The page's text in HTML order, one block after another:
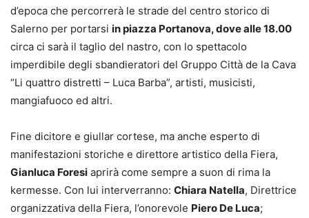
d’epoca che percorrerà le strade del centro storico di
Salerno per portarsi in piazza Portanova, dove alle 18.00
circa ci sarà il taglio del nastro, con lo spettacolo
imperdibile degli sbandieratori del Gruppo Città de la Cava
“Li quattro distretti – Luca Barba”, artisti, musicisti,
mangiafuoco ed altri.
Fine dicitore e giullar cortese, ma anche esperto di
manifestazioni storiche e direttore artistico della Fiera,
Gianluca Foresi aprirà come sempre a suon di rima la
kermesse. Con lui interverranno: Chiara Natella, Direttrice
organizzativa della Fiera, l’onorevole Piero De Luca;